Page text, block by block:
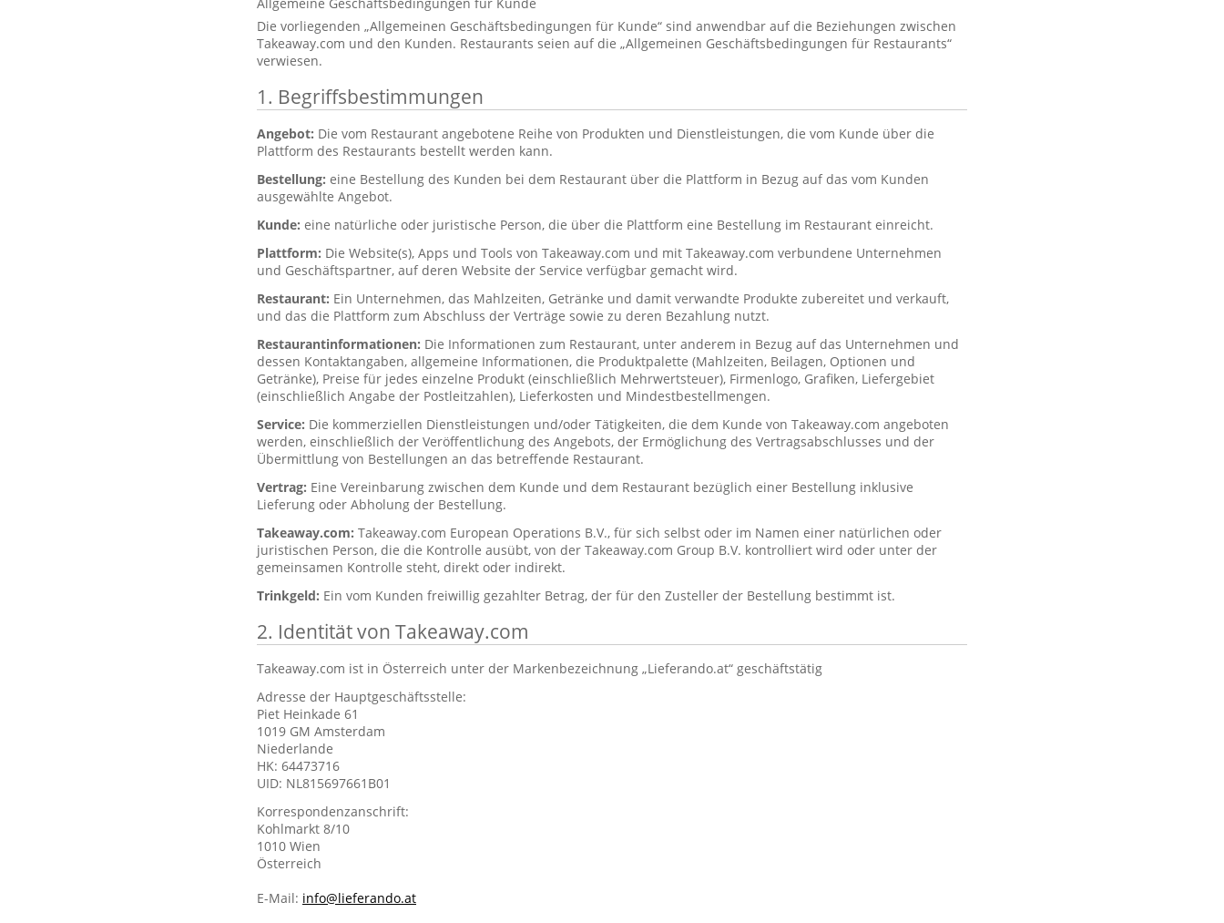
Die vorliegenden „Allgemeinen Geschäftsbedingungen für Kunde“ sind anwendbar auf die Beziehungen zwischen
Takeaway.com und den Kunden. Restaurants seien auf die „Allgemeinen Geschäftsbedingungen für Restaurants“
verwiesen.
1. Begriffsbestimmungen
Angebot: Die vom Restaurant angebotene Reihe von Produkten und Dienstleistungen, die vom Kunde über die
Plattform des Restaurants bestellt werden kann.
Bestellung: eine Bestellung des Kunden bei dem Restaurant über die Plattform in Bezug auf das vom Kunden
ausgewählte Angebot.
Kunde: eine natürliche oder juristische Person, die über die Plattform eine Bestellung im Restaurant einreicht.
Plattform: Die Website(s), Apps und Tools von Takeaway.com und mit Takeaway.com verbundene Unternehmen
und Geschäftspartner, auf deren Website der Service verfügbar gemacht wird.
Restaurant: Ein Unternehmen, das Mahlzeiten, Getränke und damit verwandte Produkte zubereitet und verkauft,
und das die Plattform zum Abschluss der Verträge sowie zu deren Bezahlung nutzt.
Restaurantinformationen: Die Informationen zum Restaurant, unter anderem in Bezug auf das Unternehmen und
dessen Kontaktangaben, allgemeine Informationen, die Produktpalette (Mahlzeiten, Beilagen, Optionen und
Getränke), Preise für jedes einzelne Produkt (einschließlich Mehrwertsteuer), Firmenlogo, Grafiken, Liefergebiet
(einschließlich Angabe der Postleitzahlen), Lieferkosten und Mindestbestellmengen.
Service: Die kommerziellen Dienstleistungen und/oder Tätigkeiten, die dem Kunde von Takeaway.com angeboten
werden, einschließlich der Veröffentlichung des Angebots, der Ermöglichung des Vertragsabschlusses und der
Übermittlung von Bestellungen an das betreffende Restaurant.
Vertrag: Eine Vereinbarung zwischen dem Kunde und dem Restaurant bezüglich einer Bestellung inklusive
Lieferung oder Abholung der Bestellung.
Takeaway.com: Takeaway.com European Operations B.V., für sich selbst oder im Namen einer natürlichen oder
juristischen Person, die die Kontrolle ausübt, von der Takeaway.com Group B.V. kontrolliert wird oder unter der
gemeinsamen Kontrolle steht, direkt oder indirekt.
Trinkgeld: Ein vom Kunden freiwillig gezahlter Betrag, der für den Zusteller der Bestellung bestimmt ist.
2. Identität von Takeaway.com
Takeaway.com ist in Österreich unter der Markenbezeichnung „Lieferando.at“ geschäftstätig
Adresse der Hauptgeschäftsstelle:
Piet Heinkade 61
1019 GM Amsterdam
Niederlande
HK: 64473716
UID: NL815697661B01
Korrespondenzanschrift:
Kohlmarkt 8/10
1010 Wien
Österreich
E-Mail: info@lieferando.at